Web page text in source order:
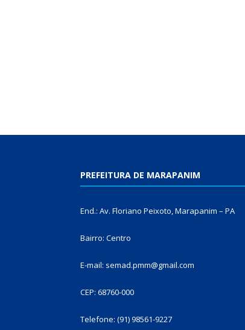
PREFEITURA DE MARAPANIM
End.: Av. Floriano Peixoto, Marapanim – PA
Bairro: Centro
E-mail: semad.pmm@gmail.com
CEP: 68760-000
Telefone: (91) 98561-9227